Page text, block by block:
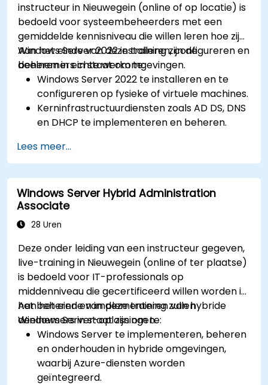
instructeur in Nieuwegein (online of op locatie) is
bedoeld voor systeembeheerders met een
gemiddelde kennisniveau die willen leren hoe zij
Windows Server 2022 installeren, configureren en
beheren in echte werkomgevingen.
Aan het einde van deze training zijn de
deelnemers in staat om te:
Windows Server 2022 te installeren en te
configureren op fysieke of virtuele machines.
Kerninfrastructuurdiensten zoals AD DS, DNS
en DHCP te implementeren en beheren.
toe te passen volgens best practices.
Serverrollen als Remote Desktop, IIS en
WSUS veilig te stellen en te beheren.
Lees meer...
Windows Server Hybrid Administration
Associate
28 Uren
Deze onder leiding van een instructeur gegeven,
live-training in Nieuwegein (online of ter plaatse)
is bedoeld voor IT-professionals op
middenniveau die gecertificeerd willen worden in
het beheren en implementeren van hybride
Windows Server-oplossingen.
Aan het einde van deze training zullen
deelnemers in staat zijn om te:
Windows Server te implementeren, beheren
en onderhouden in hybride omgevingen,
waarbij Azure-diensten worden
geïntegreerd.